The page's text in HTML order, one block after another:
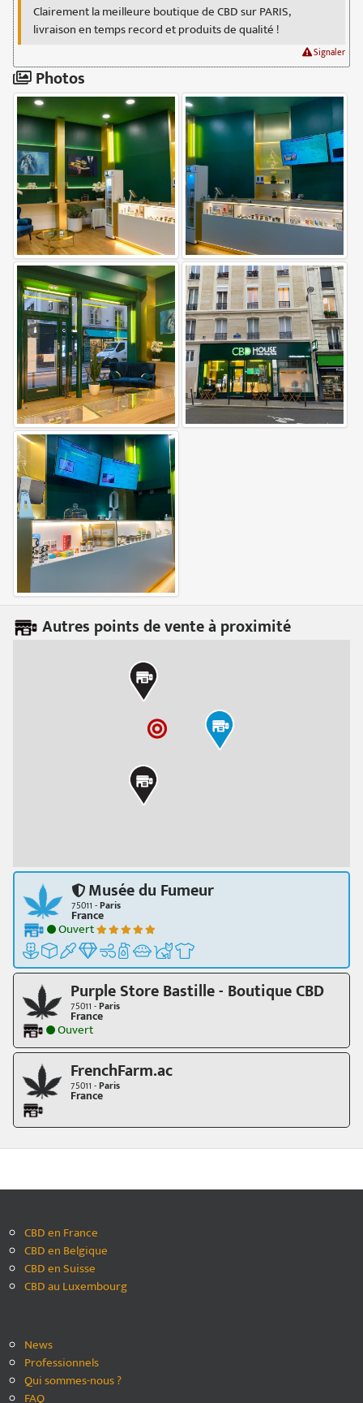
Clairement la meilleure boutique de CBD sur PARIS,
livraison en temps record et produits de qualité !
Signaler
Photos
Autres points de vente à proximité
Musée du Fumeur
75011 -Paris
France
Ouvert
Purple Store Bastille - Boutique CBD
75011 -Paris
France
Ouvert
FrenchFarm.ac
75011 -Paris
France
CBD en France
CBD en Belgique
CBD en Suisse
CBD au Luxembourg
News
Professionnels
Qui sommes-nous ?
FAQ